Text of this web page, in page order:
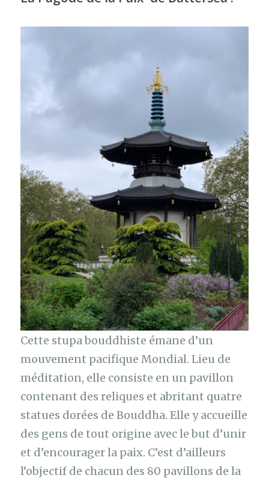
Cette stupa bouddhiste émane d’un
mouvement pacifique Mondial. Lieu de
méditation, elle consiste en un pavillon
contenant des reliques et abritant quatre
statues dorées de Bouddha. Elle y accueille
des gens de tout origine avec le but d’unir
et d’encourager la paix. C’est d’ailleurs
l’objectif de chacun des 80 pavillons de la